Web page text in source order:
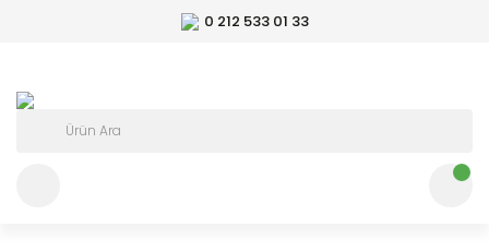
0 212 533 01 33